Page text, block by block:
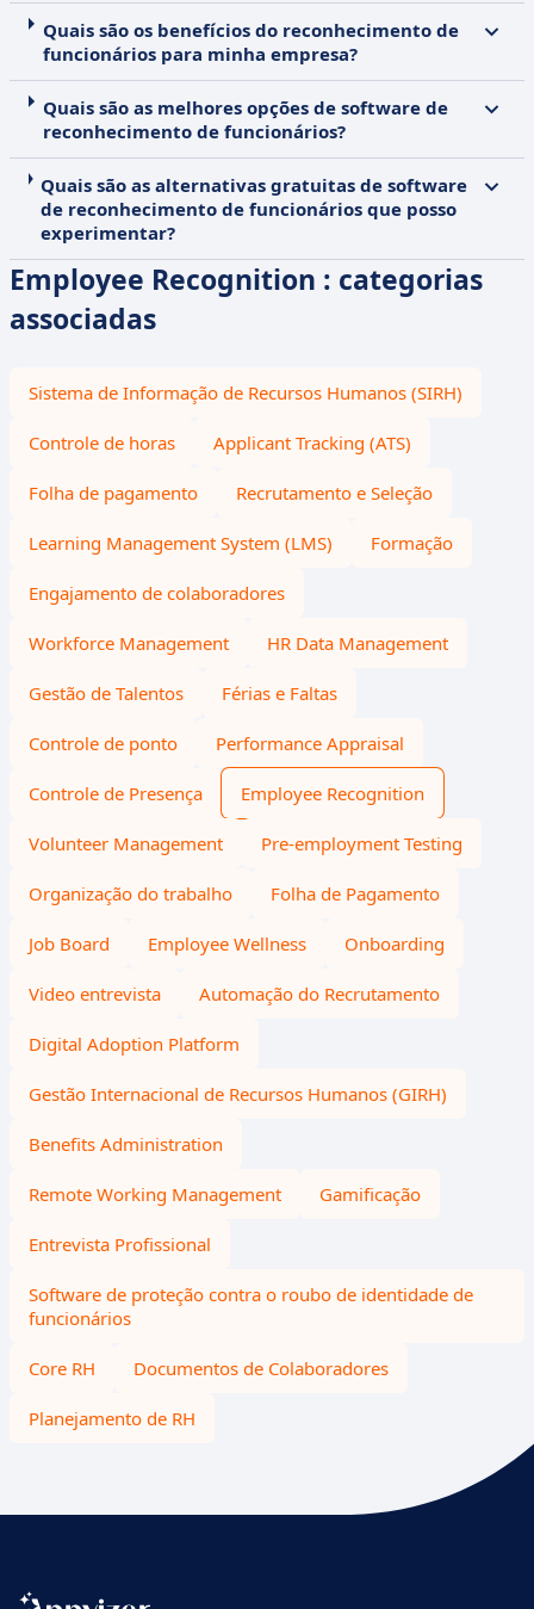
Quais são os benefícios do reconhecimento de
funcionários para minha empresa?
Quais são as melhores opções de software de
reconhecimento de funcionários?
Quais são as alternativas gratuitas de software
de reconhecimento de funcionários que posso
experimentar?
Employee Recognition : categorias
associadas
Sistema de Informação de Recursos Humanos (SIRH)
Controle de horas Applicant Tracking (ATS)
Folha de pagamento Recrutamento e Seleção
Learning Management System (LMS) Formação
Engajamento de colaboradores
Workforce Management HR Data Management
Gestão de Talentos Férias e Faltas
Controle de ponto Performance Appraisal
Controle de Presença Employee Recognition
Volunteer Management Pre-employment Testing
Organização do trabalho Folha de Pagamento
Job Board Employee Wellness Onboarding
Video entrevista Automação do Recrutamento
Digital Adoption Platform
Gestão Internacional de Recursos Humanos (GIRH)
Benefits Administration
Remote Working Management Gamificação
Entrevista Profissional
Software de proteção contra o roubo de identidade de
funcionários
Core RH Documentos de Colaboradores
Planejamento de RH